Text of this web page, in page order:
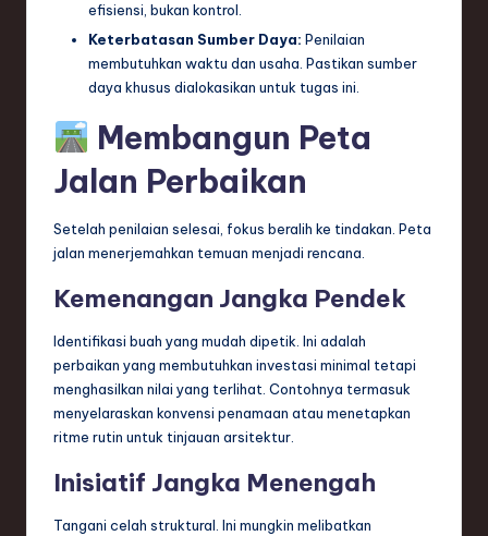
efisiensi, bukan kontrol.
Keterbatasan Sumber Daya: Penilaian
membutuhkan waktu dan usaha. Pastikan sumber
daya khusus dialokasikan untuk tugas ini.
Membangun Peta
Jalan Perbaikan
Setelah penilaian selesai, fokus beralih ke tindakan. Peta
jalan menerjemahkan temuan menjadi rencana.
Kemenangan Jangka Pendek
Identifikasi buah yang mudah dipetik. Ini adalah
perbaikan yang membutuhkan investasi minimal tetapi
menghasilkan nilai yang terlihat. Contohnya termasuk
menyelaraskan konvensi penamaan atau menetapkan
ritme rutin untuk tinjauan arsitektur.
Inisiatif Jangka Menengah
Tangani celah struktural. Ini mungkin melibatkan